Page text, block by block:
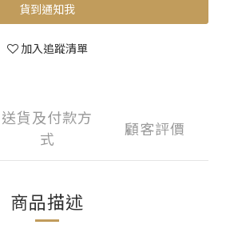
貨到通知我
加入追蹤清單
送貨及付款方
式
顧客評價
商品描述